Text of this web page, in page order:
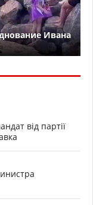
Ивана
від партії